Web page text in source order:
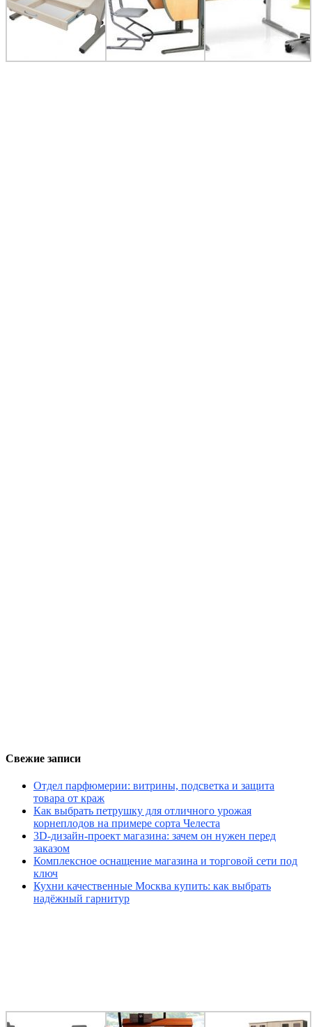
Свежие записи
Отдел парфюмерии: витрины, подсветка и защита
товара от краж
Как выбрать петрушку для отличного урожая
корнеплодов на примере сорта Челеста
3D-дизайн-проект магазина: зачем он нужен перед
заказом
Комплексное оснащение магазина и торговой сети под
ключ
Кухни качественные Москва купить: как выбрать
надёжный гарнитур